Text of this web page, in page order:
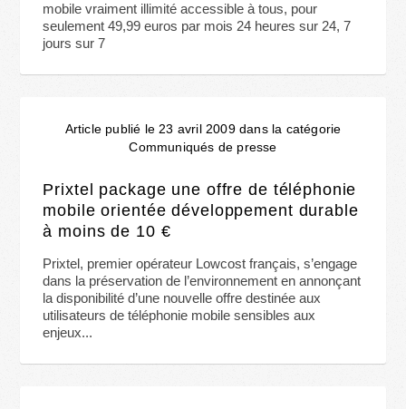
mobile vraiment illimité accessible à tous, pour
seulement 49,99 euros par mois 24 heures sur 24, 7
jours sur 7
Article publié le 23 avril 2009 dans la catégorie
Communiqués de presse
Prixtel package une offre de téléphonie
mobile orientée développement durable
à moins de 10 €
Prixtel, premier opérateur Lowcost français, s’engage
dans la préservation de l’environnement en annonçant
la disponibilité d’une nouvelle offre destinée aux
utilisateurs de téléphonie mobile sensibles aux
enjeux...